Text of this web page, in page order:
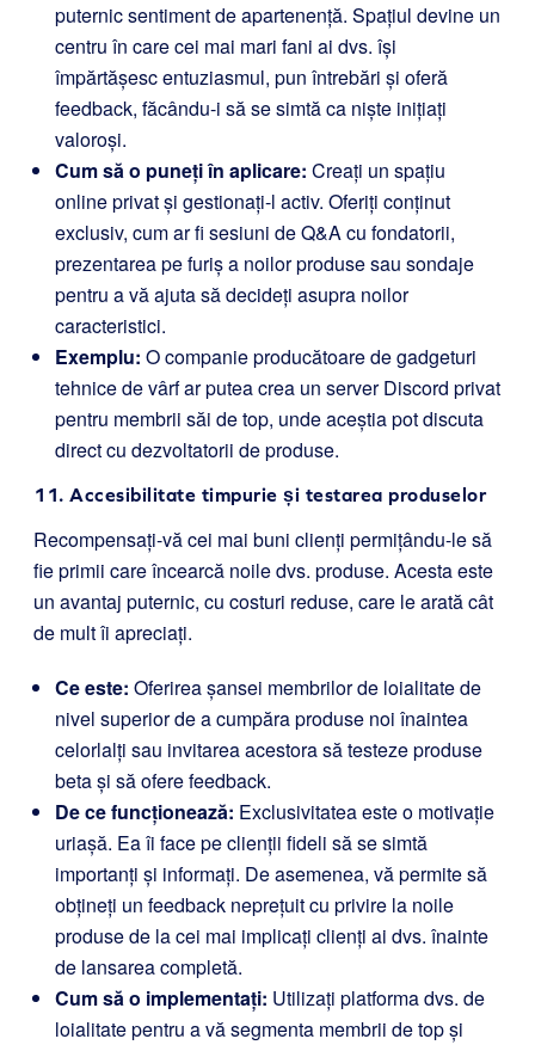
puternic sentiment de apartenență. Spațiul devine un
centru în care cei mai mari fani ai dvs. își
împărtășesc entuziasmul, pun întrebări și oferă
feedback, făcându-i să se simtă ca niște inițiați
valoroși.
Cum să o puneți în aplicare: Creați un spațiu
online privat și gestionați-l activ. Oferiți conținut
exclusiv, cum ar fi sesiuni de Q&A cu fondatorii,
prezentarea pe furiș a noilor produse sau sondaje
pentru a vă ajuta să decideți asupra noilor
caracteristici.
Exemplu: O companie producătoare de gadgeturi
tehnice de vârf ar putea crea un server Discord privat
pentru membrii săi de top, unde aceștia pot discuta
direct cu dezvoltatorii de produse.
11. Accesibilitate timpurie și testarea produselor
Recompensați-vă cei mai buni clienți permițându-le să
fie primii care încearcă noile dvs. produse. Acesta este
un avantaj puternic, cu costuri reduse, care le arată cât
de mult îi apreciați.
Ce este: Oferirea șansei membrilor de loialitate de
nivel superior de a cumpăra produse noi înaintea
celorlalți sau invitarea acestora să testeze produse
beta și să ofere feedback.
De ce funcționează: Exclusivitatea este o motivație
uriașă. Ea îi face pe clienții fideli să se simtă
importanți și informați. De asemenea, vă permite să
obțineți un feedback neprețuit cu privire la noile
produse de la cei mai implicați clienți ai dvs. înainte
de lansarea completă.
Cum să o implementați: Utilizați platforma dvs. de
loialitate pentru a vă segmenta membrii de top și